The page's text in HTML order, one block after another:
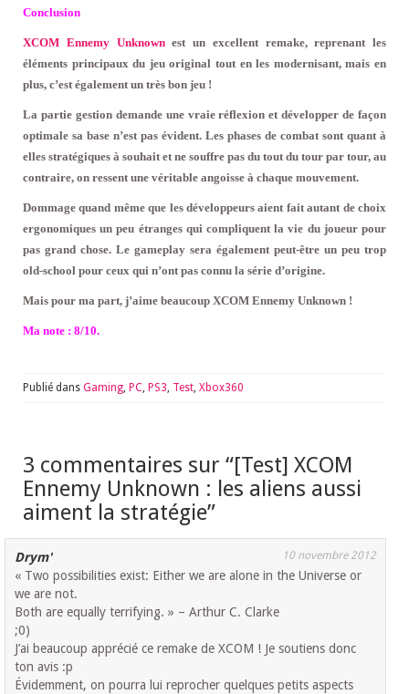
Conclusion
XCOM Ennemy Unknownest un excellent remake, reprenant les
éléments principaux du jeu original tout en les modernisant, mais en
plus, c’est également un très bon jeu !
La partie gestion demande une vraie réflexion et développer de façon
optimale sa base n’est pas évident. Les phases de combat sont quant à
elles stratégiques à souhait et ne souffre pas du tout du tour par tour, au
contraire, on ressent une véritable angoisse à chaque mouvement.
Dommage quand même que les développeurs aient fait autant de choix
ergonomiques un peu étranges qui compliquent la vie du joueur pour
pas grand chose. Le gameplay sera également peut-être un peu trop
old-school pour ceux qui n’ont pas connu la série d’origine.
Mais pour ma part, j’aime beaucoup XCOM Ennemy Unknown !
Ma note : 8/10.
Publié dans Gaming, PC, PS3, Test, Xbox360
3 commentaires sur “[Test] XCOM
Ennemy Unknown : les aliens aussi
aiment la stratégie”
Drym' 10 novembre 2012
« Two possibilities exist: Either we are alone in the Universe or
we are not.
Both are equally terrifying. » – Arthur C. Clarke
;0)
J’ai beaucoup apprécié ce remake de XCOM ! Je soutiens donc
ton avis :p
Évidemment, on pourra lui reprocher quelques petits aspects